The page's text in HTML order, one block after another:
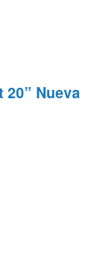
20” Nueva